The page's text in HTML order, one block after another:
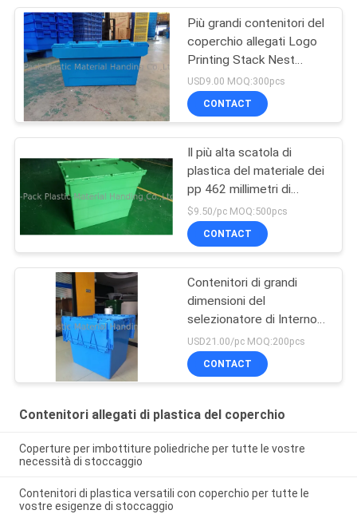
Più grandi contenitori del
coperchio allegati Logo
Printing Stack Nest
Plastic
USD9.00 MOQ:300pcs
CONTACT
Il più alta scatola di
plastica del materiale dei
pp 462 millimetri di
altezza di più colora su
misura
$9.50/pc MOQ:500pcs
CONTACT
Contenitori di grandi
dimensioni del
selezionatore di Internol
grande volume
USD21.00/pc MOQ:200pcs
CONTACT
Contenitori allegati di plastica del coperchio
Coperture per imbottiture poliedriche per tutte le vostre
necessità di stoccaggio
Contenitori di plastica versatili con coperchio per tutte le
vostre esigenze di stoccaggio